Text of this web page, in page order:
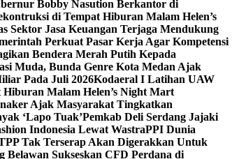
Bobby Nasution Berkantor di
di Tempat Hiburan Malam Helen’s
Sektor Jasa Keuangan Terjaga Mendukung
Perkuat Pasar Kerja Agar Kompetensi
Bendera Merah Putih Kepada
Muda, Bunda Genre Kota Medan Ajak
Pada Juli 2026Kodaeral I Latihan UAW
Malam Helen’s Night Mart
Ajak Masyarakat Tingkatkan
‘Lapo Tuak’Pemkab Deli Serdang Jajaki
Indonesia Lewat WastraPPI Dunia
Tak Terserap Akan Digerakkan Untuk
Belawan Sukseskan CFD Perdana di